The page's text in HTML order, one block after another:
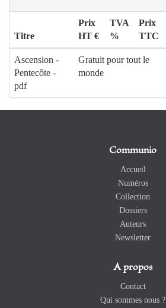
Titre
Prix
HT €
TVA
%
Prix
TTC
Ascension -
Pentecôte -
pdf
Gratuit pour tout le
monde
Communio
Accueil
Numéros
Collection
Dossiers
Auteurs
Newsletter
A propos
Contact
Qui sommes nous ?